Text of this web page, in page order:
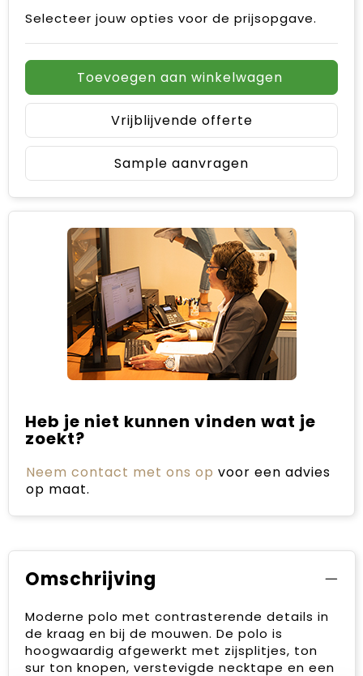
Selecteer jouw opties voor de prijsopgave.
Toevoegen aan winkelwagen
Vrijblijvende offerte
Sample aanvragen
Heb je niet kunnen vinden wat je
zoekt?
Neem contact met ons op voor een advies
op maat.
Omschrijving
Moderne polo met contrasterende details in
de kraag en bij de mouwen. De polo is
hoogwaardig afgewerkt met zijsplitjes, ton
sur ton knopen, verstevigde necktape en een